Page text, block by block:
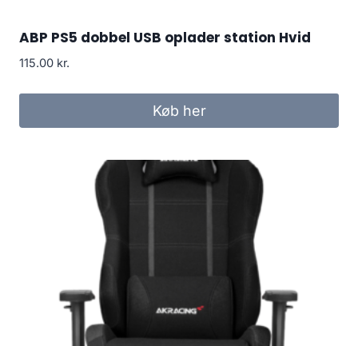
ABP PS5 dobbel USB oplader station Hvid
115.00 kr.
Køb her